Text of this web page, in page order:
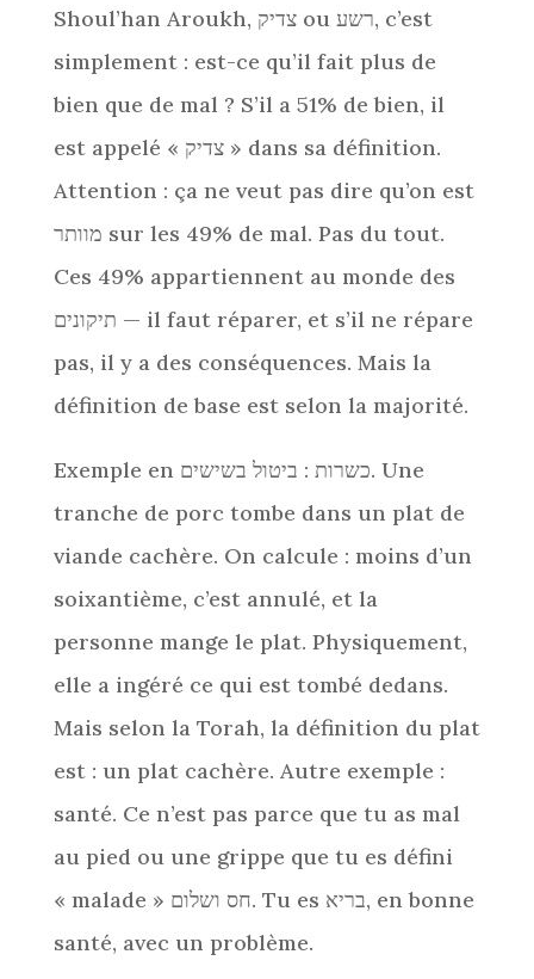
Shoul’han Aroukh, צדיק ou רשע, c’est
simplement : est-ce qu’il fait plus de
bien que de mal ? S’il a 51% de bien, il
est appelé « צדיק » dans sa définition.
Attention : ça ne veut pas dire qu’on est
מוותר sur les 49% de mal. Pas du tout.
Ces 49% appartiennent au monde des
תיקונים — il faut réparer, et s’il ne répare
pas, il y a des conséquences. Mais la
définition de base est selon la majorité.
Exemple en כשרות : ביטול בשישים. Une
tranche de porc tombe dans un plat de
viande cachère. On calcule : moins d’un
soixantième, c’est annulé, et la
personne mange le plat. Physiquement,
elle a ingéré ce qui est tombé dedans.
Mais selon la Torah, la définition du plat
est : un plat cachère. Autre exemple :
santé. Ce n’est pas parce que tu as mal
au pied ou une grippe que tu es défini
« malade » חס ושלום. Tu es בריא, en bonne
santé, avec un problème.